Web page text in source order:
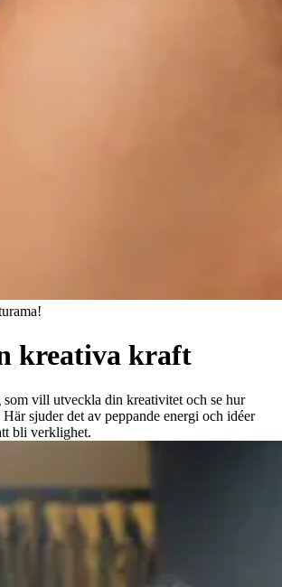
kreativa kraft
vill utveckla din kreativitet och se hur
sjuder det av peppande energi och idéer
bli verklighet.